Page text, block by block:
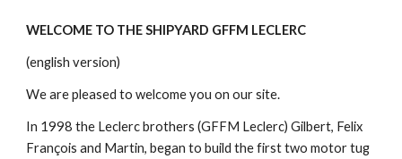
WELCOME TO THE SHIPYARD GFFM LECLERC
(english version)
We are pleased to welcome you on our site.
In 1998 the Leclerc brothers (GFFM Leclerc) Gilbert, Felix
François and Martin, began to build the first two motor tug